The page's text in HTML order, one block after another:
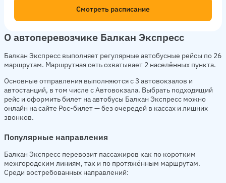
Смотреть расписание
О автоперевозчике Балкан Экспресс
Балкан Экспресс выполняет регулярные автобусные рейсы по 26
маршрутам. Маршрутная сеть охватывает 2 населённых пункта.
Основные отправления выполняются с 3 автовокзалов и
автостанций, в том числе с Автовокзала. Выбрать подходящий
рейс и оформить билет на автобусы Балкан Экспресс можно
онлайн на сайте Рос-билет — без очередей в кассах и лишних
звонков.
Популярные направления
Балкан Экспресс перевозит пассажиров как по коротким
межгородским линиям, так и по протяжённым маршрутам.
Среди востребованных направлений: